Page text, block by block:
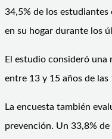
34,5% de los
en su hogar durante los
El estudio consideró una
entre 13 y 15 años de las
La encuesta también
prevención. Un 33,8%